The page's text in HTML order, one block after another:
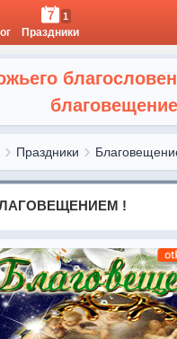
7 1
Праздники
Праздники
!